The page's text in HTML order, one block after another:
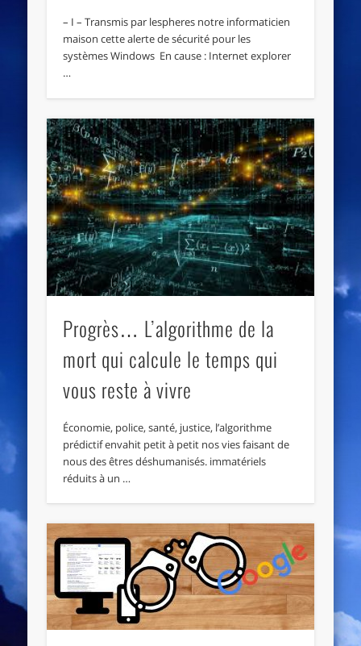
– I – Transmis par lespheres notre informaticien
maison cette alerte de sécurité pour les
systèmes Windows En cause : Internet explorer
…
Progrès… L’algorithme de la
mort qui calcule le temps qui
vous reste à vivre
Économie, police, santé, justice, l’algorithme
prédictif envahit petit à petit nos vies faisant de
nous des êtres déshumanisés. immatériels
réduits à un …